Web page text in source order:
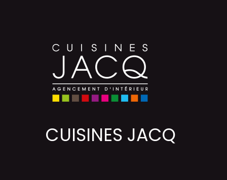
CUISINES JACQ